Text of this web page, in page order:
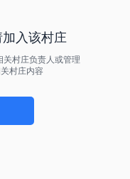
入该村庄
关村庄负责人或管理
村庄内容